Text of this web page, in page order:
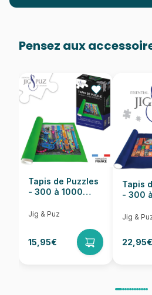
EAN
Nombre de pièces
Dimensions 68 x
Pensez aux
Tapis de Puzzles
- 300 à 1000
Jig & Puz
15,95€
Tapis
- 300
Jig &
22,95€